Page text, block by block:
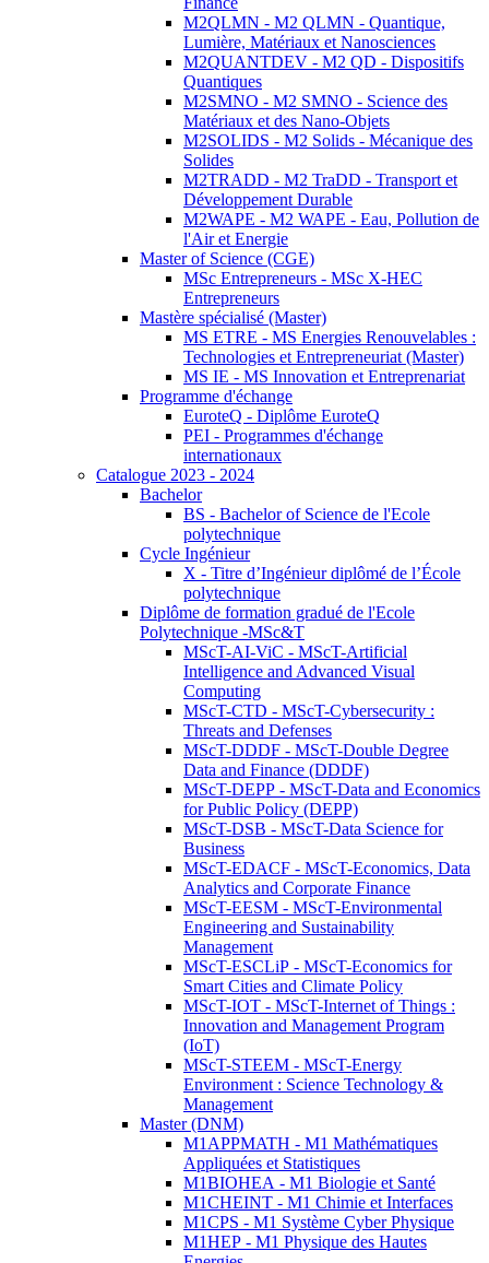
M2QLMN - M2 QLMN - Quantique,
Lumière, Matériaux et Nanosciences
M2QUANTDEV - M2 QD - Dispositifs
Quantiques
M2SMNO - M2 SMNO - Science des
Matériaux et des Nano-Objets
M2SOLIDS - M2 Solids - Mécanique des
Solides
M2TRADD - M2 TraDD - Transport et
Développement Durable
M2WAPE - M2 WAPE - Eau, Pollution de
l'Air et Energie
Master of Science (CGE)
MSc Entrepreneurs - MSc X-HEC
Entrepreneurs
Mastère spécialisé (Master)
MS ETRE - MS Energies Renouvelables :
Technologies et Entrepreneuriat (Master)
MS IE - MS Innovation et Entreprenariat
Programme d'échange
EuroteQ - Diplôme EuroteQ
PEI - Programmes d'échange
internationaux
Catalogue 2023 - 2024
Bachelor
BS - Bachelor of Science de l'Ecole
polytechnique
Cycle Ingénieur
X - Titre d’Ingénieur diplômé de l’École
polytechnique
Diplôme de formation gradué de l'Ecole
Polytechnique -MSc&T
MScT-AI-ViC - MScT-Artificial
Intelligence and Advanced Visual
Computing
MScT-CTD - MScT-Cybersecurity :
Threats and Defenses
MScT-DDDF - MScT-Double Degree
Data and Finance (DDDF)
MScT-DEPP - MScT-Data and Economics
for Public Policy (DEPP)
MScT-DSB - MScT-Data Science for
Business
MScT-EDACF - MScT-Economics, Data
Analytics and Corporate Finance
MScT-EESM - MScT-Environmental
Engineering and Sustainability
Management
MScT-ESCLiP - MScT-Economics for
Smart Cities and Climate Policy
MScT-IOT - MScT-Internet of Things :
Innovation and Management Program
(IoT)
MScT-STEEM - MScT-Energy
Environment : Science Technology &
Management
Master (DNM)
M1APPMATH - M1 Mathématiques
Appliquées et Statistiques
M1BIOHEA - M1 Biologie et Santé
M1CHEINT - M1 Chimie et Interfaces
M1CPS - M1 Système Cyber Physique
M1HEP - M1 Physique des Hautes